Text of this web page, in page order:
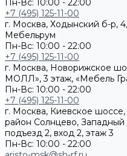
Пн-Вс: 10:00 - 22:00
+7 (495) 125-11-00
г. Москва, Ходынский б-р,
Мебельрум
Пн-Вс: 10:00 - 22:00
+7 (495) 125-11-00
г. Москва, Новорижское
МОЛЛ», 3 этаж, «Мебель
Пн-Вс: 10:00 - 22:00
+7 (495) 125-11-00
г. Москва, Киевское шоссе,
район Солнцево, Западный
подъезд 2, вход 2, этаж 3
Пн-Вс: 10:00 - 22:00